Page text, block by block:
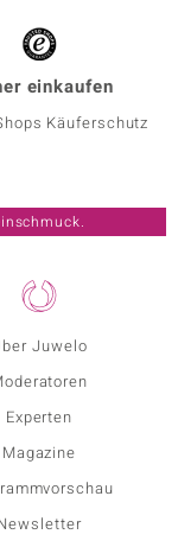
Juwelo
Experten
Magazine
einkaufen
Käuferschutz